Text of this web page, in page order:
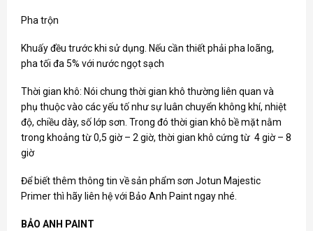
Pha trộn
Khuấy đều trước khi sử dụng. Nếu cần thiết phải pha loãng,
pha tối đa 5% với nước ngọt sạch
Thời gian khô: Nói chung thời gian khô thường liên quan và
phụ thuộc vào các yếu tố như sự luân chuyển không khí, nhiệt
độ, chiều dày, số lớp sơn. Trong đó thời gian khô bề mặt nằm
trong khoảng từ 0,5 giờ – 2 giờ, thời gian khô cứng từ 4 giờ – 8
giờ
Để biết thêm thông tin về sản phẩm sơn Jotun Majestic
Primer thì hãy liên hệ với Bảo Anh Paint ngay nhé.
BẢO ANH PAINT